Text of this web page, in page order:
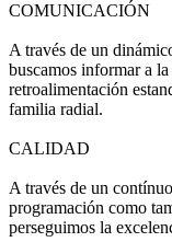
COMUNICACIÓN
A través de un
buscamos informar a
retroalimentación
familia radial.
CALIDAD
A través de un
programación como
perseguimos la